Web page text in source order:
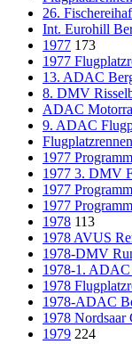
26.
Int. Eurohill
1977 173
1977
13. ADAC
8. DMV
ADAC
9. ADAC
1977
1977 3. DMV
1977
1977
1978 113
1978 AVUS
1978-DMV
1978-1. ADAC
1978
1978-ADAC
1978
1979 224